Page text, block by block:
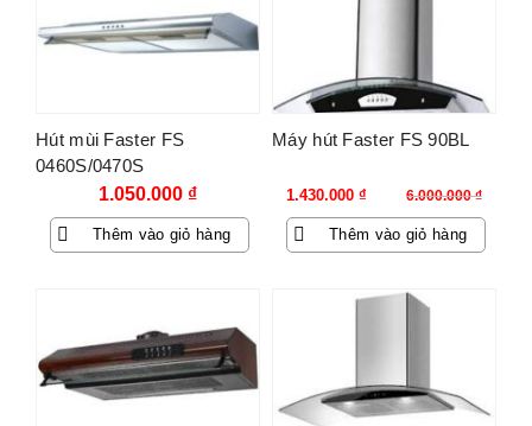
Hút mùi Faster FS
0460S/0470S
1.050.000 ₫
Thêm vào giỏ hàng
Máy hút Faster FS 90BL
6.000.000₫
Giá
gốc
là:
1.430.000 ₫
Giá
hiện
tại
Thêm vào giỏ hàng